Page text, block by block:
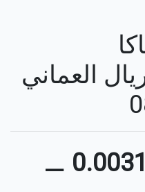
العماني
⚊